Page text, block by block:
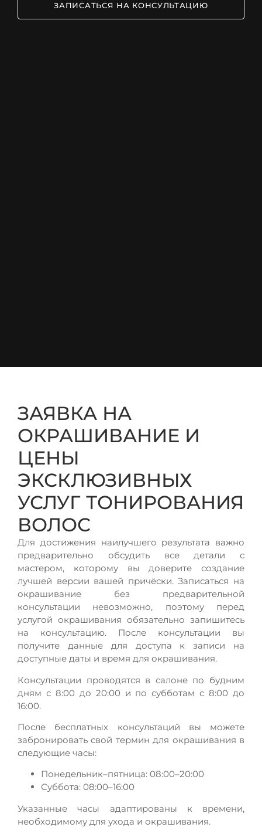
ЗАПИСАТЬСЯ НА КОНСУЛЬТАЦИЮ
ЗАЯВКА НА
ОКРАШИВАНИЕ И
ЦЕНЫ
ЭКСКЛЮЗИВНЫХ
УСЛУГ ТОНИРОВАНИЯ
ВОЛОС
Для достижения наилучшего результата важно
предварительно обсудить все детали с
мастером, которому вы доверите создание
лучшей версии вашей причёски. Записаться на
окрашивание без предварительной
консультации невозможно, поэтому перед
услугой окрашивания обязательно запишитесь
на консультацию. После консультации вы
получите данные для доступа к записи на
доступные даты и время для окрашивания.
Консультации проводятся в салоне по будним
дням с 8:00 до 20:00 и по субботам с 8:00 до
16:00.
После бесплатных консультаций вы можете
забронировать свой термин для окрашивания в
следующие часы:
Понедельник–пятница: 08:00–20:00
Суббота: 08:00–16:00
Указанные часы адаптированы к времени,
необходимому для ухода и окрашивания.